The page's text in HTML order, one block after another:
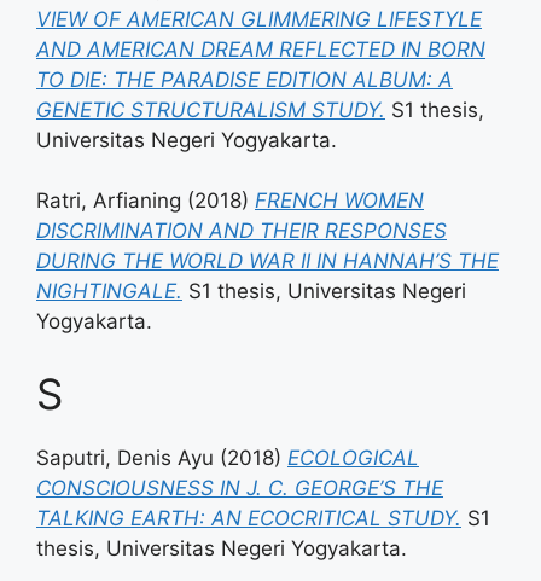
VIEW OF AMERICAN GLIMMERING LIFESTYLE
AND AMERICAN DREAM REFLECTED IN BORN
TO DIE: THE PARADISE EDITION ALBUM: A
GENETIC STRUCTURALISM STUDY. S1 thesis,
Universitas Negeri Yogyakarta.
Ratri, Arfianing (2018) FRENCH WOMEN
DISCRIMINATION AND THEIR RESPONSES
DURING THE WORLD WAR II IN HANNAH’S THE
NIGHTINGALE. S1 thesis, Universitas Negeri
Yogyakarta.
S
Saputri, Denis Ayu (2018) ECOLOGICAL
CONSCIOUSNESS IN J. C. GEORGE’S THE
TALKING EARTH: AN ECOCRITICAL STUDY. S1
thesis, Universitas Negeri Yogyakarta.